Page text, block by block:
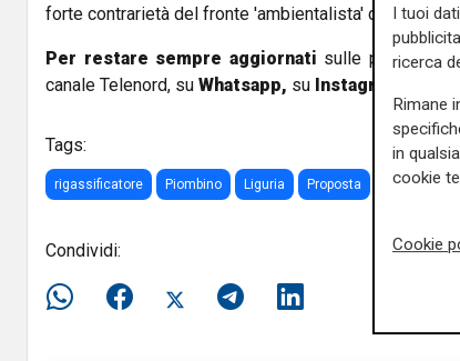
forte contrarietà del fronte 'ambientalista' della
Per restare sempre aggiornati sulle principali
canale Telenord, su Whatsapp, su Instagram
Tags:
rigassificatore Piombino Liguria Proposta toti
Condividi:
I tuoi
ricerca
Rimane
in
cookie
Cookie